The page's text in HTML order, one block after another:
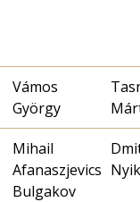
Vámos
György
Mihail
Afanaszjevics
Bulgakov